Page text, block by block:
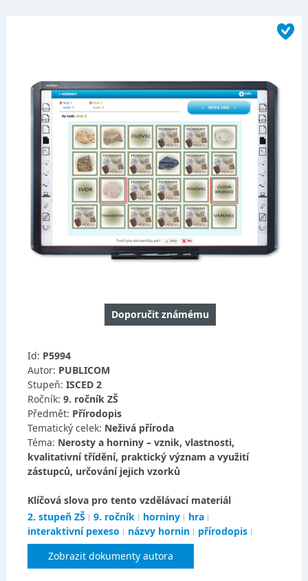
Doporučit známému
Id: P5994
Autor: PUBLICOM
Stupeň: ISCED 2
Ročník: 9. ročník ZŠ
Předmět: Přírodopis
Tematický celek: Neživá příroda
Téma: Nerosty a horniny – vznik, vlastnosti,
kvalitativní třídění, praktický význam a využití
zástupců, určování jejich vzorků
Klíčová slova pro tento vzdělávací materiál
2. stupeň ZŠ
9. ročník horniny
hra
interaktivní pexeso
názvy hornin
přírodopis
Zobrazit dokumenty autora